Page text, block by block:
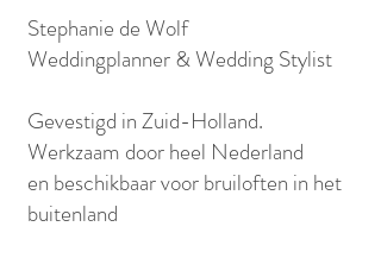
Stephanie de Wolf
Weddingplanner & Wedding Stylist
​Gevestigd in Zuid-Holland.
Werkzaam door heel Nederland
en beschikbaar voor bruiloften in het
buitenland​